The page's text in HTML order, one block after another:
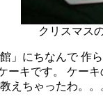
クリスマス
」にちなんで 作
ーキです。 ケー
えちゃったわ。